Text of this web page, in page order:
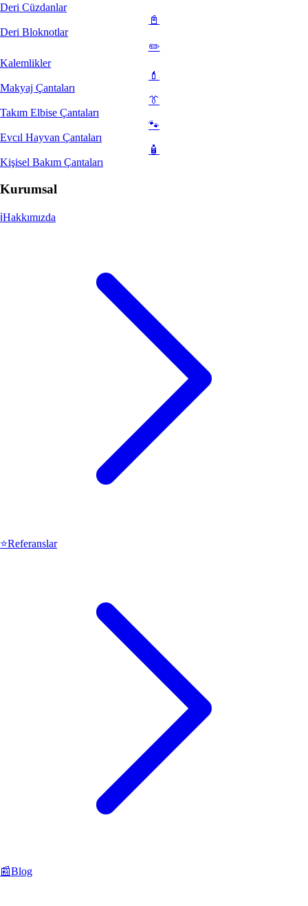
Deri Cüzdanlar
📓
Deri Bloknotlar
✏️
Kalemlikler
💄
Makyaj Çantaları
👔
Takım Elbise Çantaları
🐾
Evcıl Hayvan Çantaları
🧴
Kişisel Bakım Çantaları
Kurumsal
ℹ️Hakkımızda
⭐Referanslar
📰Blog